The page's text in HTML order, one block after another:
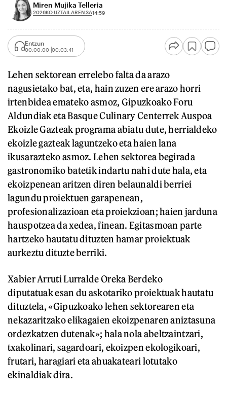
Miren Mujika Telleria
2026KO UZTAILAREN 3A14:59
Entzun
00:00:00 00:03:41
Lehen sektorean errelebo falta da arazo
nagusietako bat, eta, hain zuzen ere arazo horri
irtenbidea emateko asmoz, Gipuzkoako Foru
Aldundiak eta Basque Culinary Centerrek Auspoa
Ekoizle Gazteak programa abiatu dute, herrialdeko
ekoizle gazteak laguntzeko eta haien lana
ikusarazteko asmoz. Lehen sektorea begirada
gastronomiko batetik indartu nahi dute hala, eta
ekoizpenean aritzen diren belaunaldi berriei
lagundu proiektuen garapenean,
profesionalizazioan eta proiekzioan; haien jarduna
hauspotzea da xedea, finean. Egitasmoan parte
hartzeko hautatu dituzten hamar proiektuak
aurkeztu dituzte berriki.
Xabier Arruti Lurralde Oreka Berdeko
diputatuak esan du askotariko proiektuak hautatu
dituztela, «Gipuzkoako lehen sektorearen eta
nekazaritzako elikagaien ekoizpenaren aniztasuna
ordezkatzen dutenak»; hala nola abeltzaintzari,
txakolinari, sagardoari, ekoizpen ekologikoari,
frutari, haragiari eta ahuakateari lotutako
ekinaldiak dira.